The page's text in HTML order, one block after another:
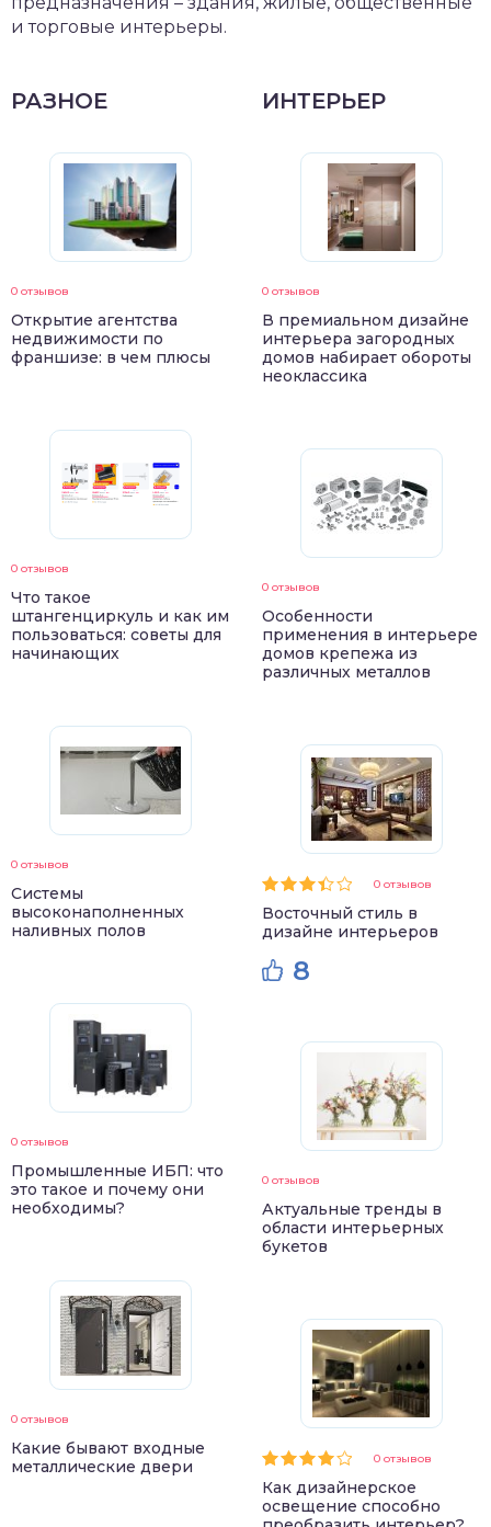
и торговые интерьеры.
РАЗНОЕ
0 отзывов
Открытие агентства
недвижимости по
франшизе: в чем плюсы
0 отзывов
Что такое
штангенциркуль и как им
пользоваться: советы для
начинающих
0 отзывов
Системы
высоконаполненных
наливных полов
0 отзывов
Промышленные ИБП: что
это такое и почему они
необходимы?
0 отзывов
Какие бывают входные
металлические двери
ИНТЕРЬЕР
0 отзывов
В премиальном дизайне
интерьера загородных
домов набирает обороты
неоклассика
0 отзывов
Особенности
применения в интерьере
домов крепежа из
различных металлов
0 отзывов
Восточный стиль в
дизайне интерьеров
8
0 отзывов
Актуальные тренды в
области интерьерных
букетов
0 отзывов
Как дизайнерское
освещение способно